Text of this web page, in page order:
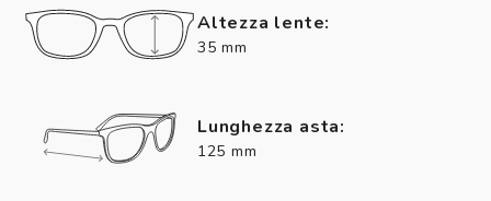
Altezza lente:
35 mm
Lunghezza asta:
125 mm